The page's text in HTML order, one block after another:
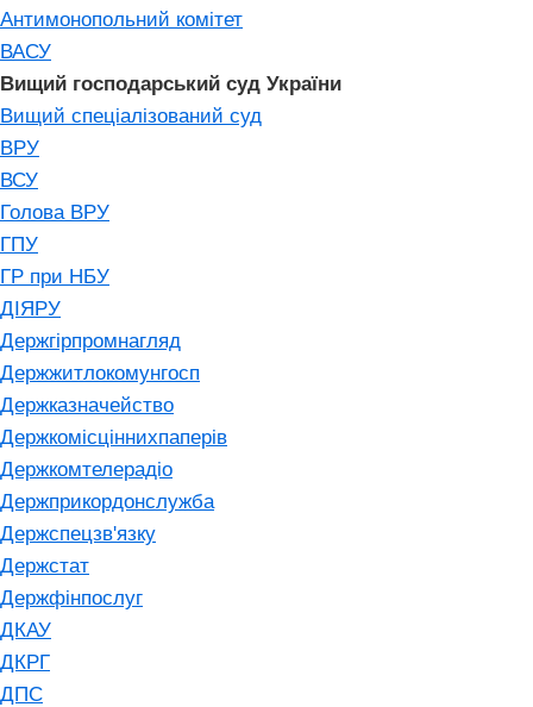
Антимонопольний комітет
ВАСУ
Вищий господарський суд України
Вищий спеціалізований суд
ВРУ
ВСУ
Голова ВРУ
ГПУ
ГР при НБУ
ДІЯРУ
Держгірпромнагляд
Держжитлокомунгосп
Держказначейство
Держкомісціннихпаперів
Держкомтелерадіо
Держприкордонслужба
Держспецзв'язку
Держстат
Держфінпослуг
ДКАУ
ДКРГ
ДПС